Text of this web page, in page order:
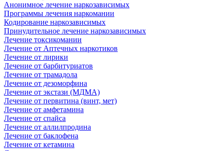
Анонимное лечение наркозависимых
Программы лечения наркомании
Кодирование наркозависимых
Принудительное лечение наркозависимых
Лечение токсикомании
Лечение от Аптечных наркотиков
Лечение от лирики
Лечение от барбитуриатов
Лечение от трамадола
Лечение от дезоморфина
Лечение от экстази (МДМА)
Лечение от первитина (винт, мет)
Лечение от амфетамина
Лечение от спайса
Лечение от аллилпродина
Лечение от баклофена
Лечение от кетамина